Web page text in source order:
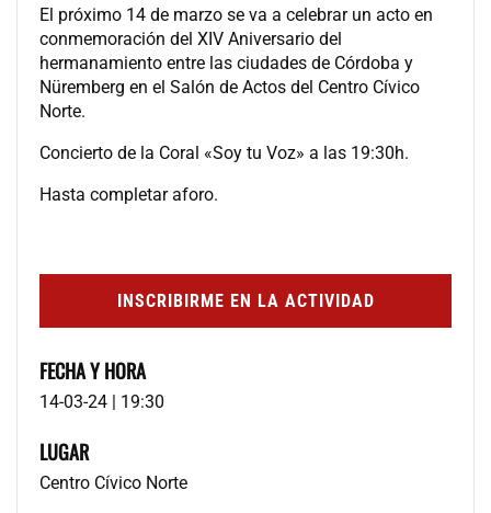
El próximo 14 de marzo se va a celebrar un acto en
conmemoración del XIV Aniversario del
hermanamiento entre las ciudades de Córdoba y
Nüremberg en el Salón de Actos del Centro Cívico
Norte.
Concierto de la Coral «Soy tu Voz» a las 19:30h.
Hasta completar aforo.
INSCRIBIRME EN LA ACTIVIDAD
FECHA Y HORA
14-03-24 | 19:30
LUGAR
Centro Cívico Norte